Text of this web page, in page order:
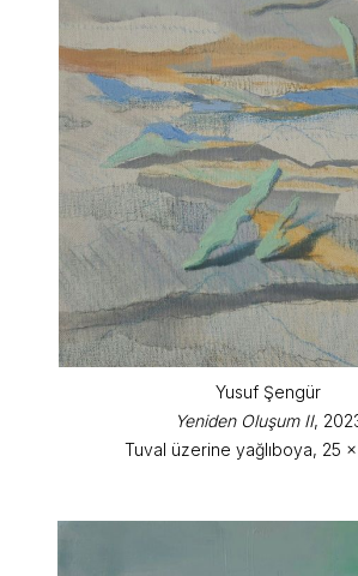
Yusuf Şengür
Yeniden Oluşum II,
Tuval üzerine yağlıboya, 25